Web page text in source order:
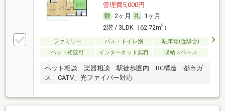
管理費5,000円
2ヶ月
1ヶ月
2階 / 3LDK（62.72m2）
ファミリー バス・トイレ別
駐車場(近隣含)
ペット相談可
インターネット無料 収納スペース
ペット相談 楽器相談 駅徒歩圏内 RC構造 都市ガ
ス CATV、光ファイバー対応